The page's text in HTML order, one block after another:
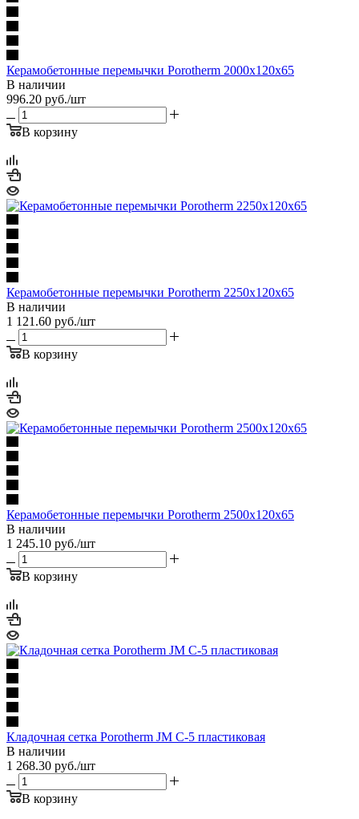
Керамобетонные перемычки Porotherm 2000x120x65
В наличии
996.20 руб./шт
В корзину
Керамобетонные перемычки Porotherm 2250x120x65
В наличии
1 121.60 руб./шт
В корзину
Керамобетонные перемычки Porotherm 2500x120x65
В наличии
1 245.10 руб./шт
В корзину
Кладочная сетка Porotherm JM C-5 пластиковая
В наличии
1 268.30 руб./шт
В корзину